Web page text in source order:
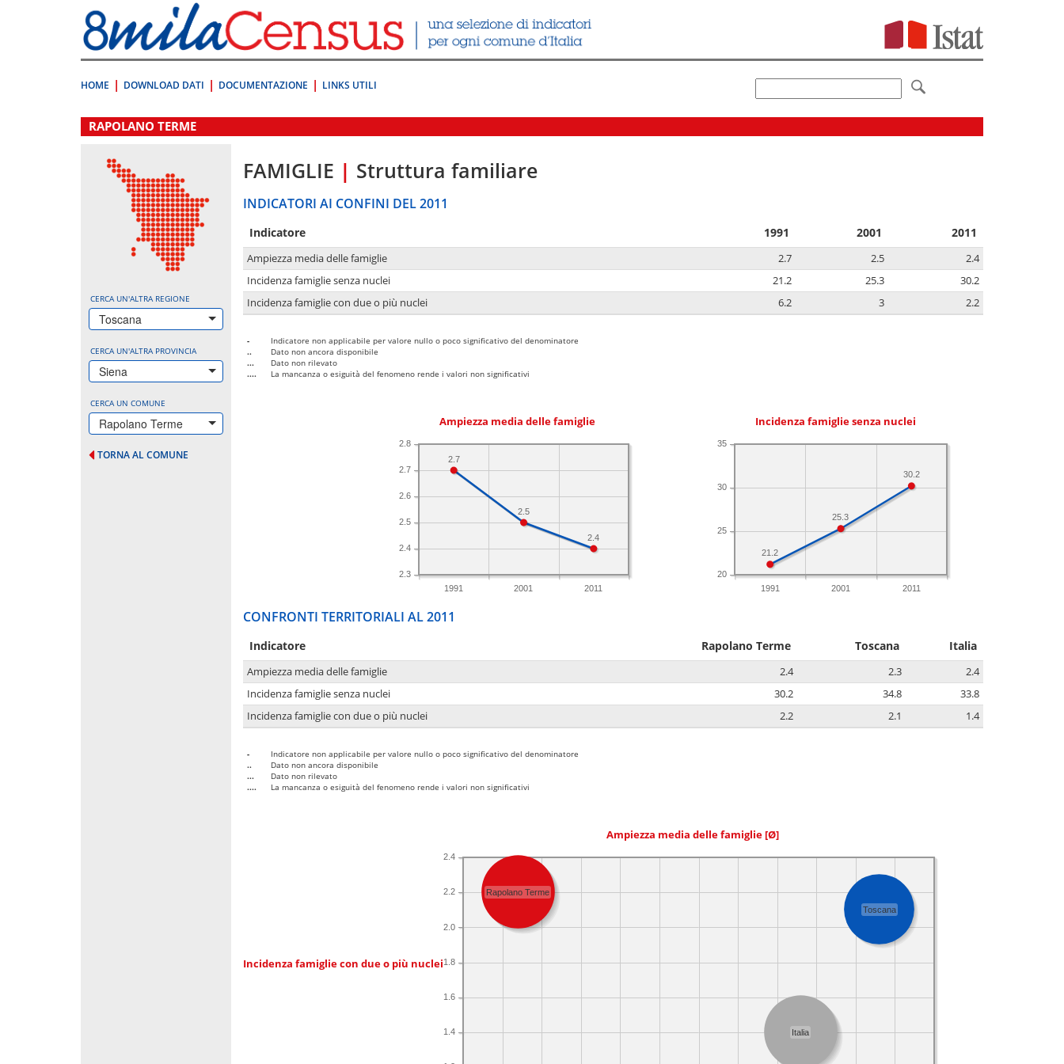
direttamente
a:
Contenuto
HOME DOWNLOAD DATI DOCUMENTAZIONE LINKS UTILI
.
RAPOLANO TERME
CERCA UN'ALTRA REGIONE
Toscana
CERCA UN'ALTRA PROVINCIA
Siena
CERCA UN COMUNE
Rapolano Terme
TORNA AL COMUNE
FAMIGLIE | Struttura familiare
INDICATORI AI CONFINI DEL 2011
Indicatore 1991 2001 2011
Ampiezza media delle famiglie 2.7 2.5
2.4
Incidenza famiglie senza nuclei
21.2 25.3
30.2
Incidenza famiglie con due o più nuclei
6.2 3 2.2
-
Indicatore non applicabile per valore nullo o poco significativo del denominatore
..
Dato non ancora disponibile
...
Dato non rilevato
....
La mancanza o esiguità del fenomeno rende i valori non significativi
Ampiezza media delle famiglie
1991 2001 2011
2.3
2.4
2.5
2.6
2.7
2.8
2.4
2.5
2.7
Incidenza famiglie senza nuclei
1991 2001 2011
20
25
30
35
30.2
25.3
21.2
CONFRONTI TERRITORIALI AL 2011
Indicatore Rapolano Terme Toscana Italia
Ampiezza media delle famiglie 2.4 2.3
2.4
Incidenza famiglie senza nuclei
30.2 34.8
33.8
Incidenza famiglie con due o più nuclei
2.2 2.1 1.4
-
Indicatore non applicabile per valore nullo o poco significativo del denominatore
..
Dato non ancora disponibile
...
Dato non rilevato
....
La mancanza o esiguità del fenomeno rende i valori non significativi
Ampiezza media delle famiglie [Ø]
Incidenza famiglie con due o più nuclei
1.4
1.6
1.8
2.0
2.2
2.4
Rapolano Terme
Italia
Toscana